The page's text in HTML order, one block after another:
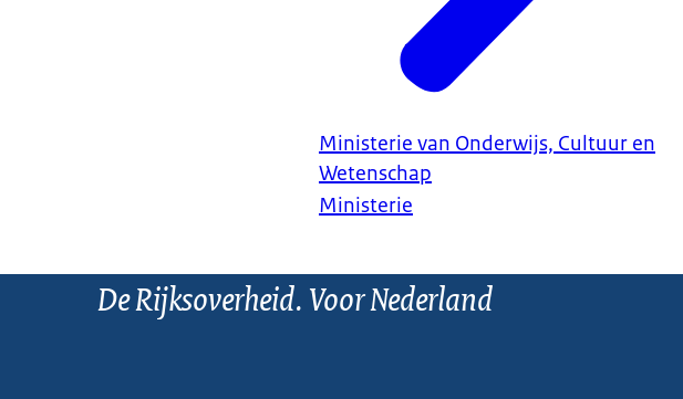
Ministerie van Onderwijs, Cultuur en
Wetenschap
Ministerie
De Rijksoverheid. Voor Nederland